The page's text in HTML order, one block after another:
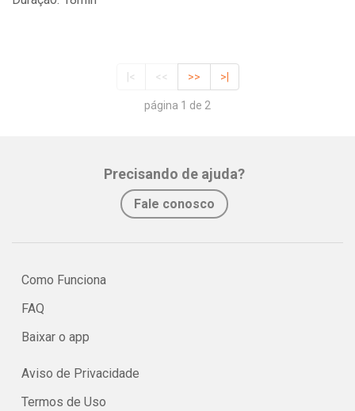
|< << >> >|
página 1 de 2
Precisando de ajuda?
Fale conosco
Como Funciona
FAQ
Baixar o app
Aviso de Privacidade
Termos de Uso